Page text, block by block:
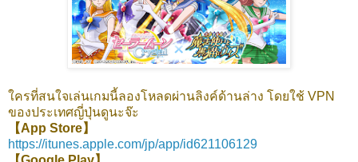
ใครที่สนใจเล่นเกมนี้ลองโหลดผ่านลิงค์ด้านล่าง โดยใช้ VPN
ของประเทศญี่ปุ่นดูนะจ๊ะ
【App Store】
https://itunes.apple.com/jp/app/id621106129